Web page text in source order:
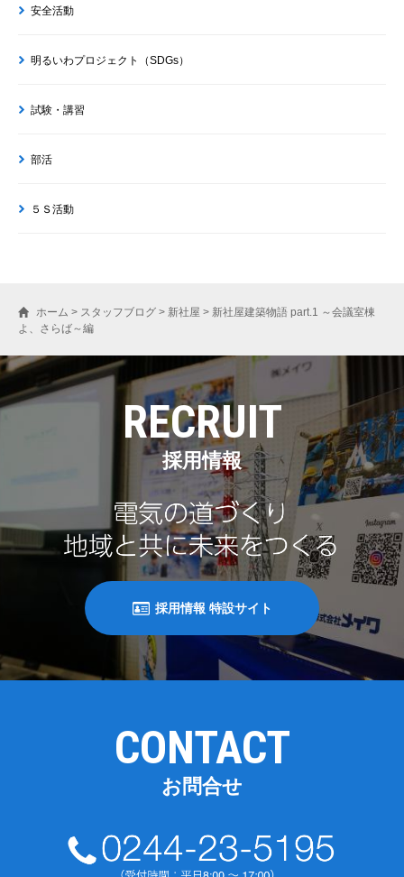
安全活動
明るいわプロジェクト（SDGs）
試験・講習
部活
５Ｓ活動
ホーム > スタッフブログ > 新社屋 > 新社屋建築物語 part.1 ～会議室棟
よ、さらば～編
RECRUIT
採用情報
採用情報 特設サイト
CONTACT
お問合せ